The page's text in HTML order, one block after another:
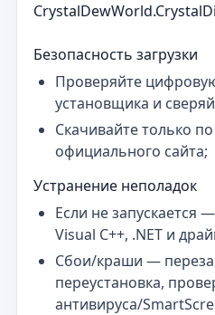
Безопасность загрузки
Проверяйте
установщика и
Скачивайте только
официального сайта;
Устранение неполадок
Если не запускается
Visual C++, .NET и
Сбои/краши —
переустановка,
антивируса/